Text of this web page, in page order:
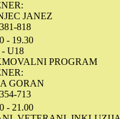
JANEZ
818
- 19.30
U18
PROGRAM
GORAN
713
- 21.00